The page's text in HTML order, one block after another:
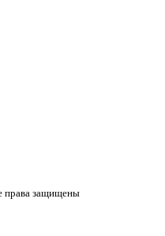
права защищены